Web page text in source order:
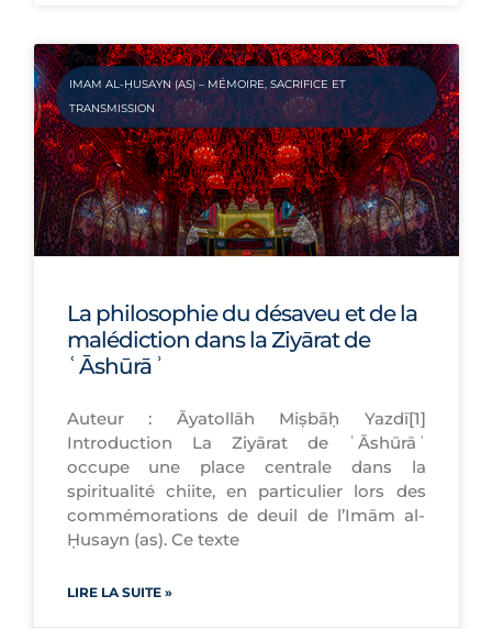
IMAM AL-ḤUSAYN (AS) – MÉMOIRE, SACRIFICE ET
TRANSMISSION
La philosophie du désaveu et de la
malédiction dans la Ziyārat de
ʿĀshūrāʾ
Auteur : Āyatollāh Miṣbāḥ Yazdī[1]
Introduction La Ziyārat de ʿĀshūrāʾ
occupe une place centrale dans la
spiritualité chiite, en particulier lors des
commémorations de deuil de l’Imām al-
Ḥusayn (as). Ce texte
LIRE LA SUITE »